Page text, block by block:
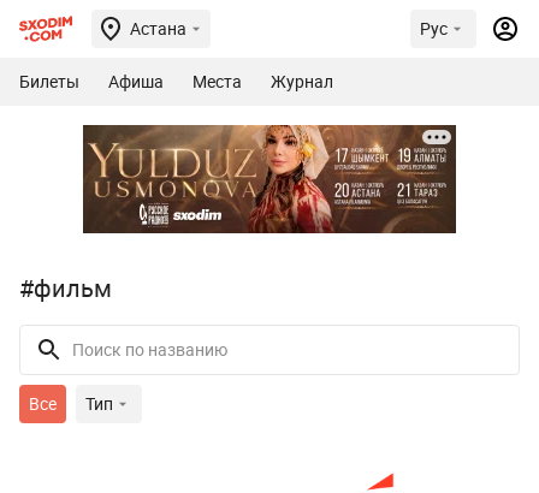
Астана Рус
Билеты Афиша Места Журнал
#фильм
Все Тип